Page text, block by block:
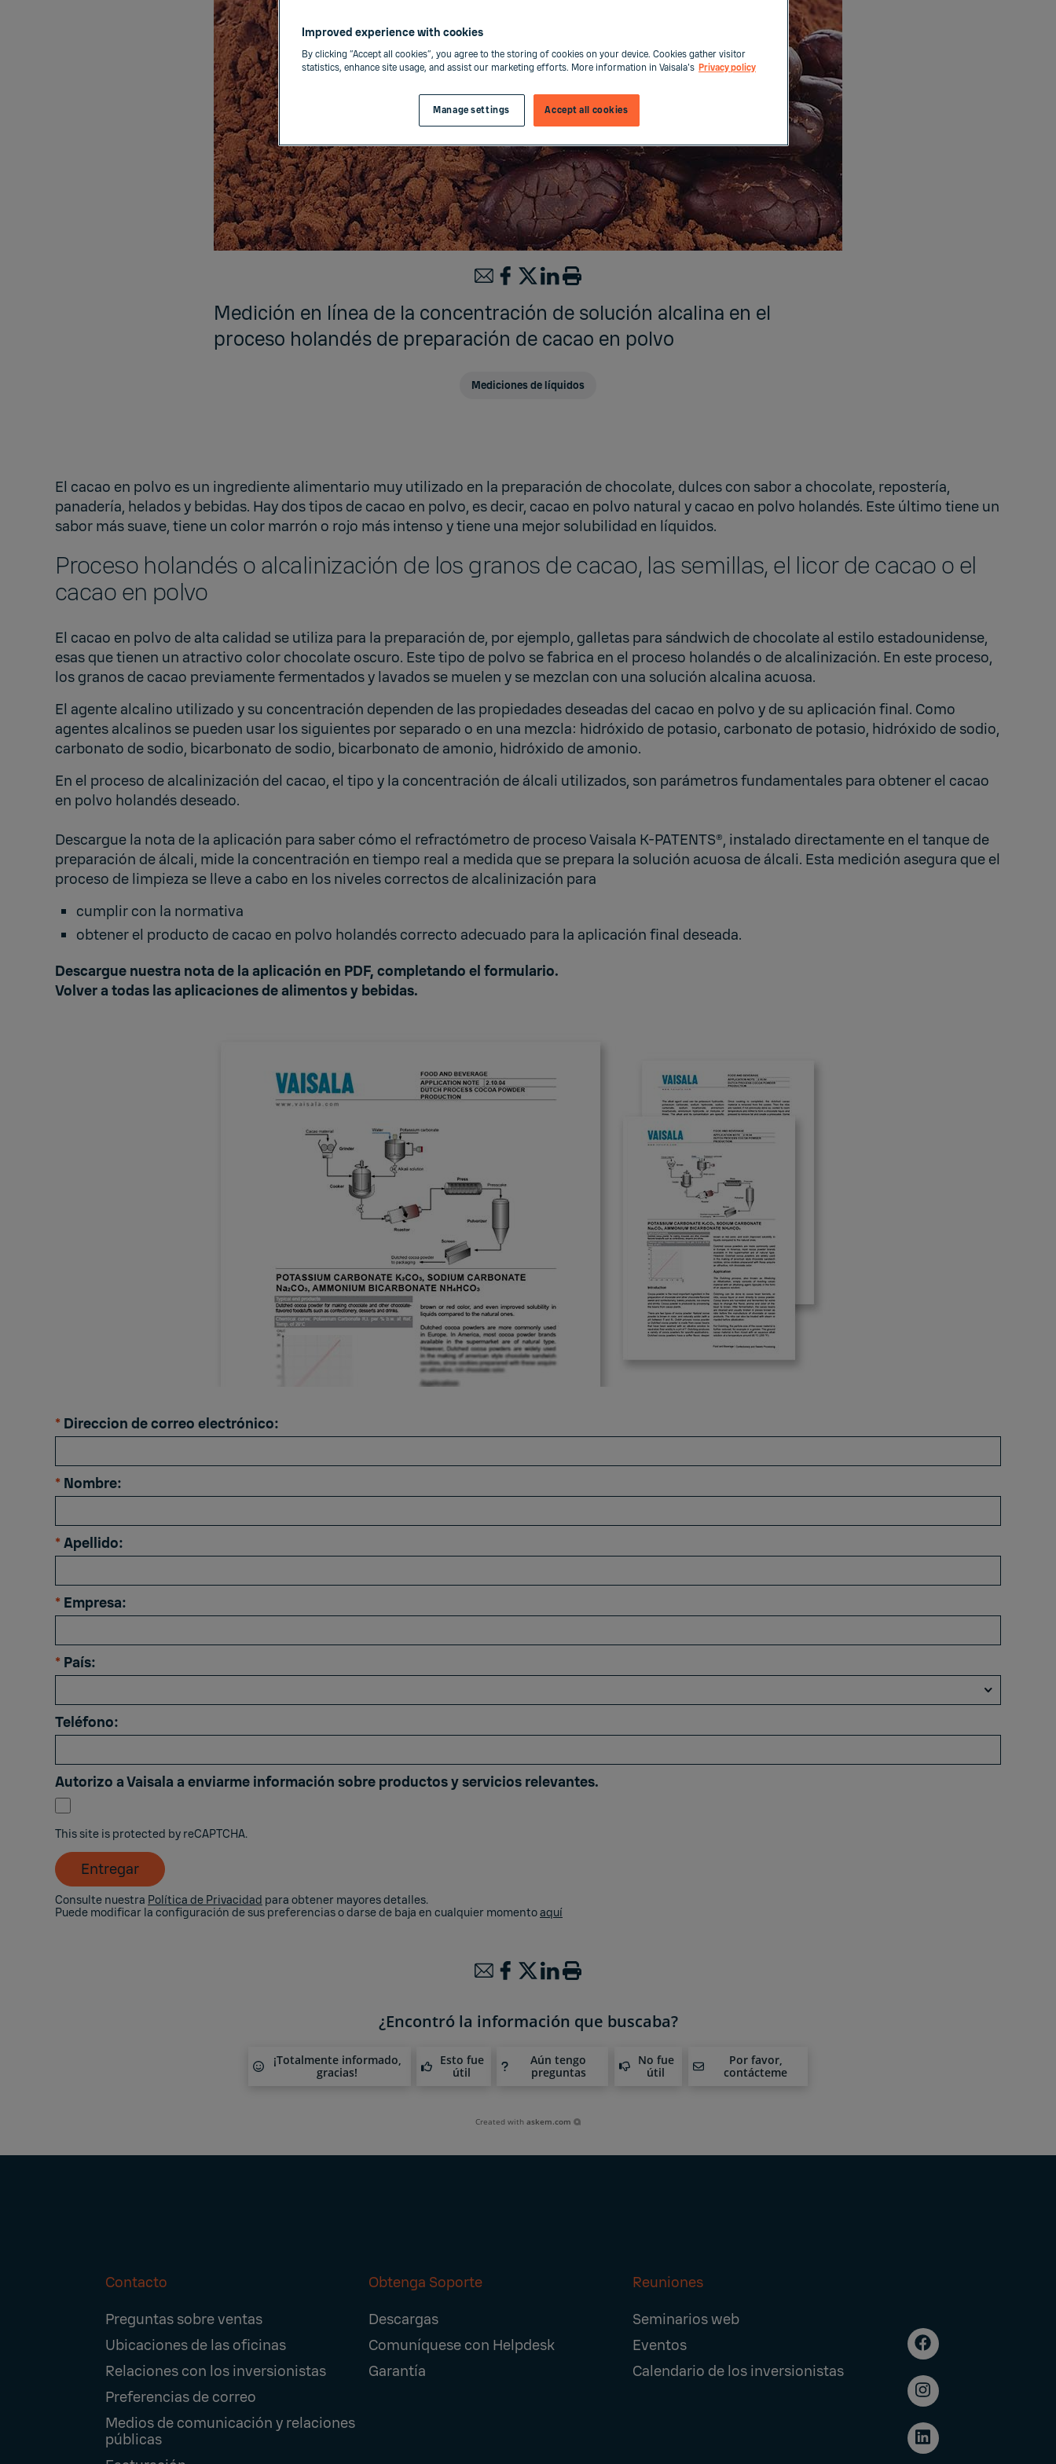
Medición en línea de la concentración de solución alcalina en el
proceso holandés de preparación de cacao en polvo
Mediciones de líquidos
El cacao en polvo es un ingrediente alimentario muy utilizado en la preparación de chocolate, dulces con sabor a chocolate, repostería,
panadería, helados y bebidas. Hay dos tipos de cacao en polvo, es decir, cacao en polvo natural y cacao en polvo holandés. Este último tiene un
sabor más suave, tiene un color marrón o rojo más intenso y tiene una mejor solubilidad en líquidos.
Proceso holandés o alcalinización de los granos de cacao, las semillas, el licor de cacao o el
cacao en polvo
El cacao en polvo de alta calidad se utiliza para la preparación de, por ejemplo, galletas para sándwich de chocolate al estilo estadounidense,
esas que tienen un atractivo color chocolate oscuro. Este tipo de polvo se fabrica en el proceso holandés o de alcalinización. En este proceso,
los granos de cacao previamente fermentados y lavados se muelen y se mezclan con una solución alcalina acuosa.
El agente alcalino utilizado y su concentración dependen de las propiedades deseadas del cacao en polvo y de su aplicación final. Como
agentes alcalinos se pueden usar los siguientes por separado o en una mezcla: hidróxido de potasio, carbonato de potasio, hidróxido de sodio,
carbonato de sodio, bicarbonato de sodio, bicarbonato de amonio, hidróxido de amonio.
En el proceso de alcalinización del cacao, el tipo y la concentración de álcali utilizados, son parámetros fundamentales para obtener el cacao
en polvo holandés deseado.
Descargue la nota de la aplicación para saber cómo el refractómetro de proceso Vaisala K-PATENTS®, instalado directamente en el tanque de
preparación de álcali, mide la concentración en tiempo real a medida que se prepara la solución acuosa de álcali. Esta medición asegura que el
proceso de limpieza se lleve a cabo en los niveles correctos de alcalinización para
cumplir con la normativa
obtener el producto de cacao en polvo holandés correcto adecuado para la aplicación final deseada.
Descargue nuestra nota de la aplicación en PDF, completando el formulario.
Volver a todas las aplicaciones de alimentos y bebidas.
* Direccion de correo electrónico:
* Nombre:
* Apellido:
* Empresa:
* País:
Teléfono:
Autorizo ​​a Vaisala a enviarme información sobre productos y servicios relevantes.
This site is protected by reCAPTCHA.
Entregar
Consulte nuestra Política de Privacidad para obtener mayores detalles.
Puede modificar la configuración de sus preferencias o darse de baja en cualquier momentoaquí
¿Encontró la información que buscaba?
¡Totalmente informado,
gracias!
Esto fue
útil
Aún tengo
preguntas
No fue
útil
Por favor,
contácteme
Created withaskem.com
Footer
Navigation
Contacto
Preguntas sobre ventas
Ubicaciones de las oficinas
Relaciones con los inversionistas
Preferencias de correo
Medios de comunicación y relaciones
públicas
Obtenga Soporte
Descargas
Comuníquese con Helpdesk
Garantía
Reuniones
Seminarios web
Eventos
Calendario de los inversionistas
Improved experience with cookies
By clicking “Accept all cookies”, you agree to the storing of cookies on your device. Cookies gather visitor
statistics, enhance site usage, and assist our marketing efforts. More information in Vaisala's Privacy policy
Accept all cookies
Manage settings